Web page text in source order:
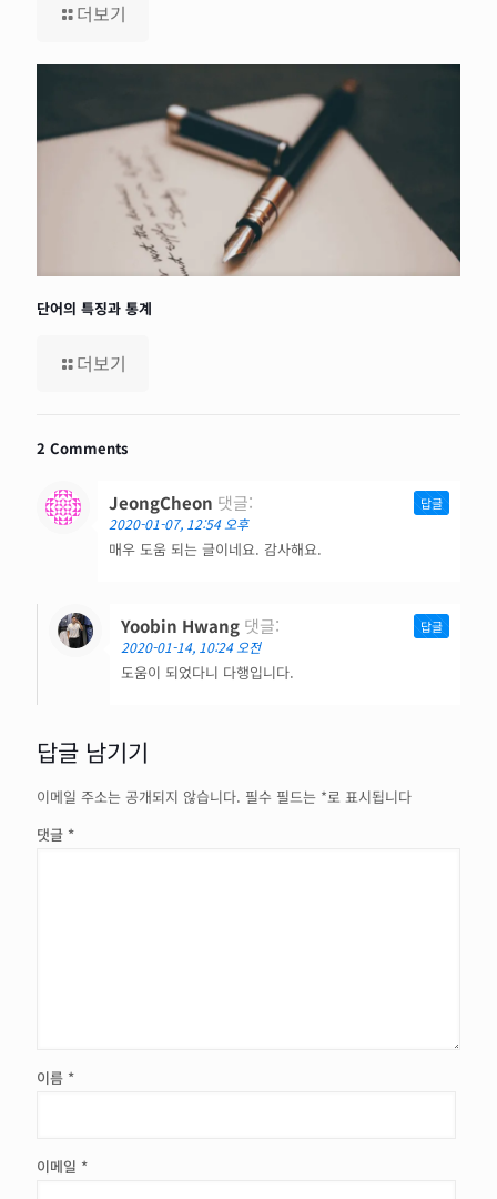
더보기
단어의 특징과 통계
더보기
2 Comments
JeongCheon 댓글:
2020-01-07, 12:54 오후
매우 도움 되는 글이네요. 감사해요.
답글
Yoobin Hwang 댓글:
2020-01-14, 10:24 오전
도움이 되었다니 다행입니다.
답글
답글 남기기
이메일 주소는 공개되지 않습니다. 필수 필드는 *로 표시됩니다
댓글 *
이름 *
이메일 *